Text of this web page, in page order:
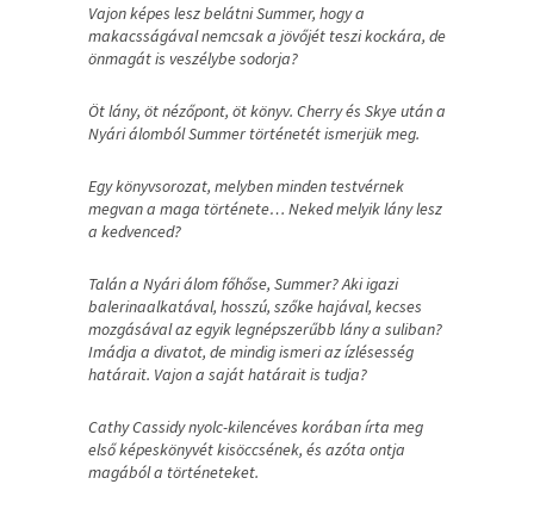
Vajon képes lesz belátni Summer, hogy a
makacsságával nemcsak a jövőjét teszi kockára, de
önmagát is veszélybe sodorja?
Öt lány, öt nézőpont, öt könyv. Cherry és Skye után a
Nyári álomból Summer történetét ismerjük meg.
Egy könyvsorozat, melyben minden testvérnek
megvan a maga története… Neked melyik lány lesz
a kedvenced?
Talán a Nyári álom főhőse, Summer? Aki igazi
balerinaalkatával, hosszú, szőke hajával, kecses
mozgásával az egyik legnépszerűbb lány a suliban?
Imádja a divatot, de mindig ismeri az ízlésesség
határait. Vajon a saját határait is tudja?
Cathy Cassidy nyolc-kilencéves korában írta meg
első képeskönyvét kisöccsének, és azóta ontja
magából a történeteket.